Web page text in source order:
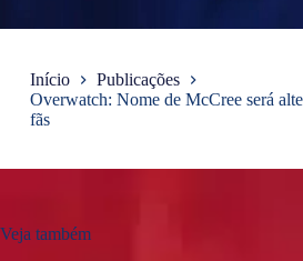
Início
Publicações
Overwatch: Nome de McCree será
fãs
Veja também